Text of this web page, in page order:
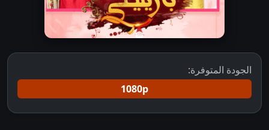
الجودة المتوفرة:
1080p